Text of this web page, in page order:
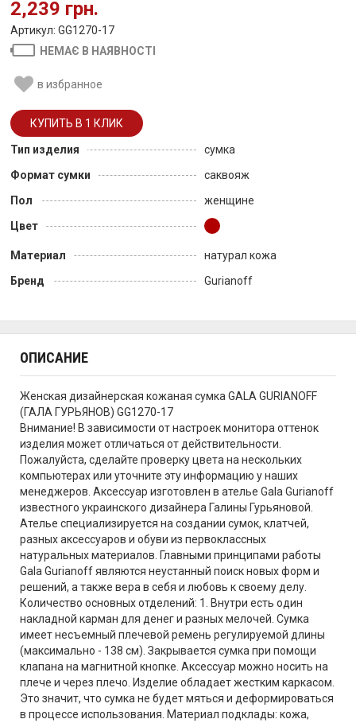
2,239 грн.
Артикул: GG1270-17
НЕМАЄ В НАЯВНОСТІ
в избранное
Тип изделия
сумка
Формат сумки
саквояж
Пол
женщине
Цвет
Материал
натурал кожа
Бренд
Gurianoff
ОПИСАНИЕ
Женская дизайнерская кожаная сумка GALA GURIANOFF
(ГАЛА ГУРЬЯНОВ) GG1270-17
Внимание! В зависимости от настроек монитора оттенок
изделия может отличаться от действительности.
Пожалуйста, сделайте проверку цвета на нескольких
компьютерах или уточните эту информацию у наших
менеджеров. Аксессуар изготовлен в ателье Gala Gurianoff
известного украинского дизайнера Галины Гурьяновой.
Ателье специализируется на создании сумок, клатчей,
разных аксессуаров и обуви из первоклассных
натуральных материалов. Главными принципами работы
Gala Gurianoff являются неустанный поиск новых форм и
решений, а также вера в себя и любовь к своему делу.
Количество основных отделений: 1. Внутри есть один
накладной карман для денег и разных мелочей. Сумка
имеет несъемный плечевой ремень регулируемой длины
(максимально - 138 см). Закрывается сумка при помощи
клапана на магнитной кнопке. Аксессуар можно носить на
плече и через плечо. Изделие обладает жестким каркасом.
Это значит, что сумка не будет мяться и деформироваться
в процессе использования. Материал подклады: кожа,